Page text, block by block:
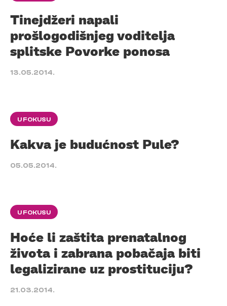
Tinejdžeri napali
prošlogodišnjeg voditelja
splitske Povorke ponosa
13.05.2014.
U FOKUSU
Kakva je budućnost Pule?
05.05.2014.
U FOKUSU
Hoće li zaštita prenatalnog
života i zabrana pobačaja biti
legalizirane uz prostituciju?
21.03.2014.